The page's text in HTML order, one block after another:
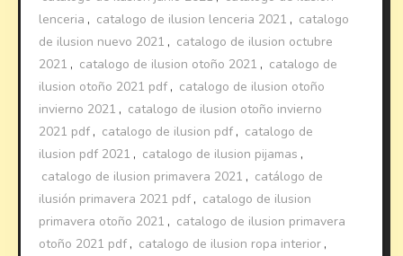
lenceria , catalogo de ilusion lenceria 2021 , catalogo
de ilusion nuevo 2021 , catalogo de ilusion octubre
2021 , catalogo de ilusion otoño 2021 , catalogo de
ilusion otoño 2021 pdf , catalogo de ilusion otoño
invierno 2021 , catalogo de ilusion otoño invierno
2021 pdf , catalogo de ilusion pdf , catalogo de
ilusion pdf 2021 , catalogo de ilusion pijamas ,
catalogo de ilusion primavera 2021 , catálogo de
ilusión primavera 2021 pdf , catalogo de ilusion
primavera otoño 2021 , catalogo de ilusion primavera
otoño 2021 pdf , catalogo de ilusion ropa interior ,